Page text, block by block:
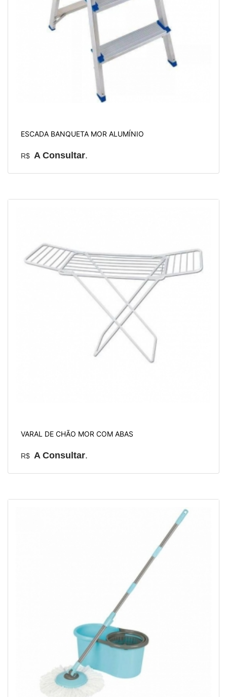
ESCADA BANQUETA MOR ALUMÍNIO
R$ A Consultar.
VARAL DE CHÃO MOR COM ABAS
R$ A Consultar.